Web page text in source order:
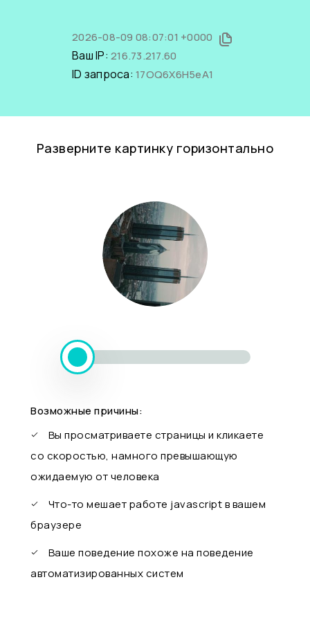
2026-08-09 08:07:01 +0000
Ваш IP: 216.73.217.60
ID запроса: 17OQ6X6H5eA1
Разверните картинку горизонтально
Возможные причины:
Вы просматриваете страницы и кликаете
со скоростью, намного превышающую
ожидаемую от человека
Что-то мешает работе javascript в вашем
браузере
Ваше поведение похоже на поведение
автоматизированных систем